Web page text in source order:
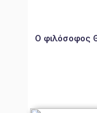
Ο φιλόσοφος